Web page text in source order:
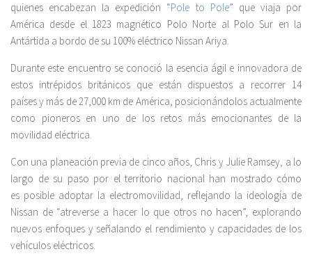
quienes encabezan la expedición “Pole to Pole” que viaja por
América desde el 1823 magnético Polo Norte al Polo Sur en la
Antártida a bordo de su 100% eléctrico Nissan Ariya.
Durante este encuentro se conoció la esencia ágil e innovadora de
estos intrépidos británicos que están dispuestos a recorrer 14
países y más de 27,000 km de América, posicionándolos actualmente
como pioneros en uno de los retos más emocionantes de la
movilidad eléctrica.
Con una planeación previa de cinco años, Chris y Julie Ramsey, a lo
largo de su paso por el territorio nacional han mostrado cómo
es posible adoptar la electromovilidad, reflejando la ideología de
Nissan de “atreverse a hacer lo que otros no hacen”, explorando
nuevos enfoques y señalando el rendimiento y capacidades de los
vehículos eléctricos.